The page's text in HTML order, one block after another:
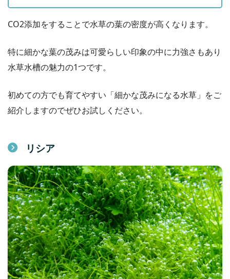
CO2添加をすることで水草の葉の密度が高くなります。
特に細かな葉の茂みは可愛らしい印象の中に力強さもあり
水草水槽の魅力の1つです。
初めての方でも育てやすい「細かな茂みになる水草」をご
紹介しますのでぜひお試しください。
リシア